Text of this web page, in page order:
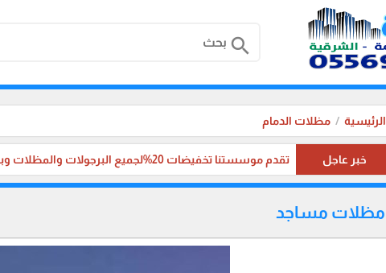
search
الرئيسية مظلات الدمام
خبر عاجل تقدم موسستنا تخفيضات 20%لجميع البرجولات والمظلات وبناء الملاحق الخارجية، والترميم ،في جميع مناطق المملكة العربية السعودية.
مظلات مساجد